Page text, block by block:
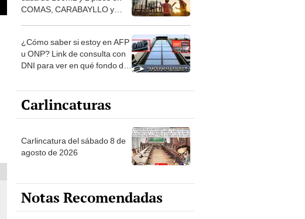
COMAS, CARABAYLLO y
¿Cómo saber si estoy en AFP
u ONP? Link de consulta con
DNI para ver en qué fondo de
Carlincaturas
Carlincatura del sábado 8 de
agosto de 2026
Notas Recomendadas